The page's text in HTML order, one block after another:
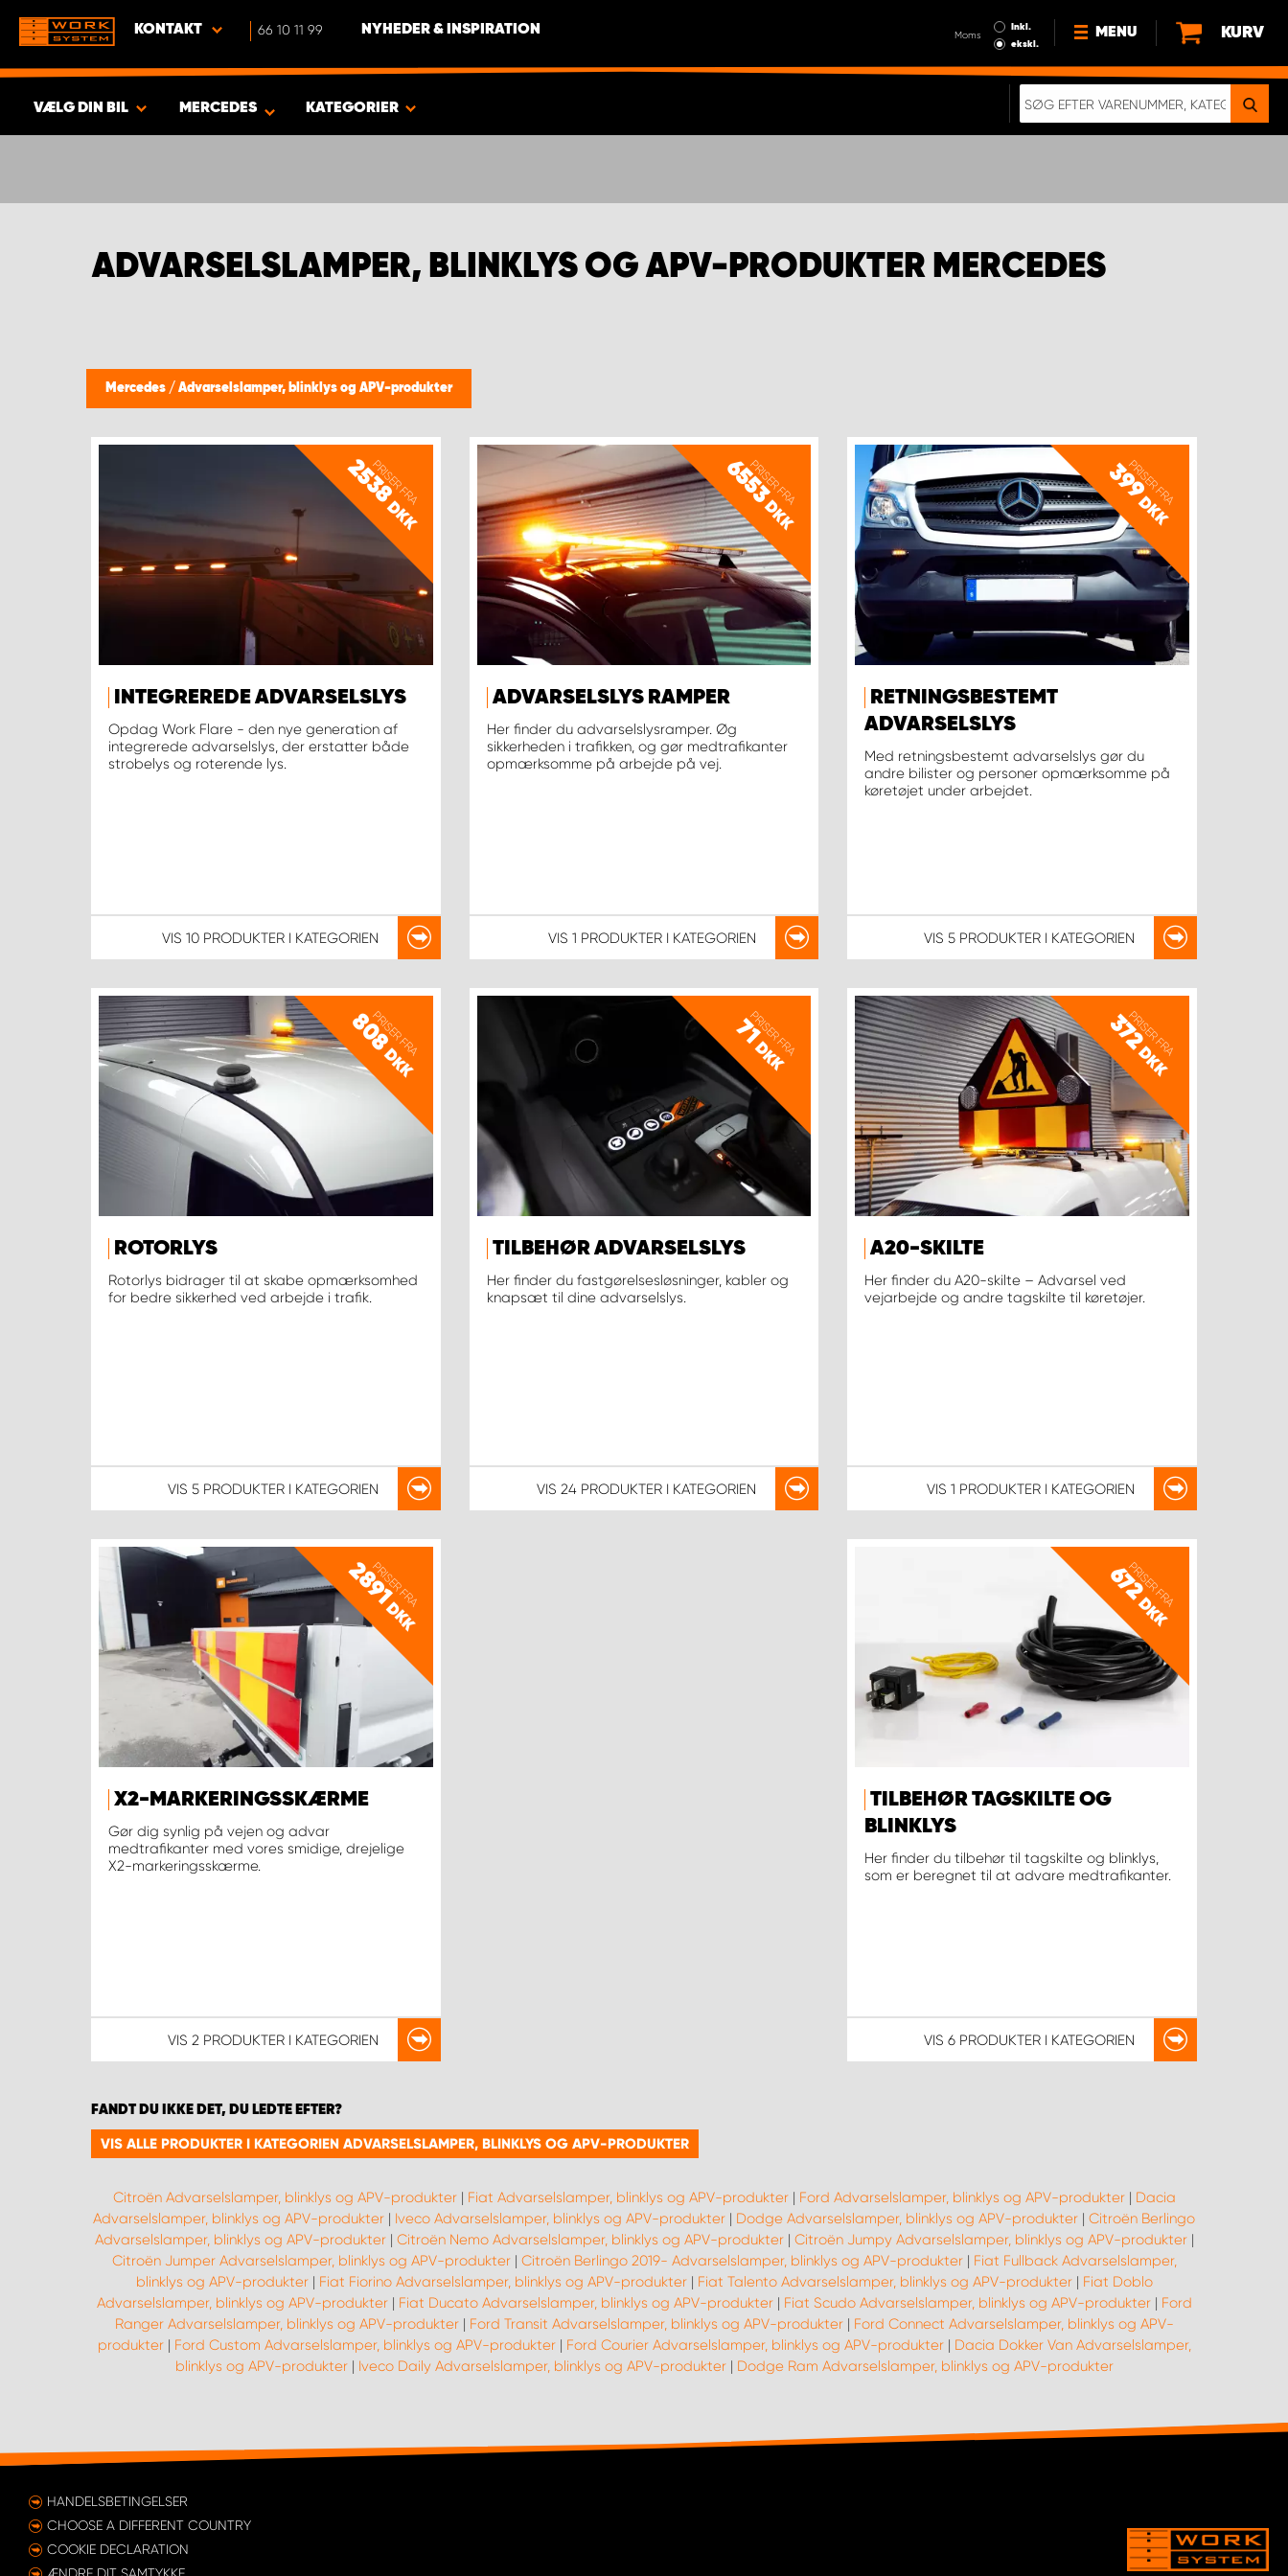
KONTAKT 66 10 11 99 NYHEDER & INSPIRATION Moms
Inkl.
ekskl.
MENU
HVORFOR VÆLGE WORK
HANDELSBETINGELSER
KURV
VÆLG DIN BIL MERCEDES KATEGORIER
ADVARSELSLAMPER, BLINKLYS OG APV-PRODUKTER MERCEDES
Mercedes / Advarselslamper, blinklys og APV-produkter
PRISER FRA
2538
DKK
INTEGREREDE ADVARSELSLYS
Opdag Work Flare - den nye generation af
integrerede advarselslys, der erstatter både
strobelys og roterende lys.
VIS 10 PRODUKTERI KATEGORIEN
PRISER FRA
6553
DKK
ADVARSELSLYS RAMPER
Her finder du advarselslysramper. Øg
sikkerheden i trafikken, og gør medtrafikanter
opmærksomme på arbejde på vej.
VIS1 PRODUKTER I KATEGORIEN
PRISER FRA
399
DKK
RETNINGSBESTEMT
ADVARSELSLYS
Med retningsbestemt advarselslys gør du
andre bilister og personer opmærksomme på
køretøjet under arbejdet.
VIS 5 PRODUKTERI KATEGORIEN
PRISER FRA
808
DKK
ROTORLYS
Rotorlys bidrager til at skabe opmærksomhed
for bedre sikkerhed ved arbejde i trafik.
VIS 5 PRODUKTERI KATEGORIEN
PRISER FRA
71
DKK
TILBEHØR ADVARSELSLYS
Her finder du fastgørelsesløsninger, kabler og
knapsæt til dine advarselslys.
VIS 24 PRODUKTER I KATEGORIEN
PRISER FRA
372
DKK
A20-SKILTE
Her finder du A20-skilte – Advarsel ved
vejarbejde og andre tagskilte til køretøjer.
VIS 1 PRODUKTERI KATEGORIEN
PRISER FRA
2891
DKK
X2-MARKERINGSSKÆRME
Gør dig synlig på vejen og advar
medtrafikanter med vores smidige, drejelige
X2-markeringsskærme.
VIS 2 PRODUKTERI KATEGORIEN
PRISER FRA
672
DKK
TILBEHØR TAGSKILTE OG
BLINKLYS
Her finder du tilbehør til tagskilte og blinklys,
som er beregnet til at advare medtrafikanter.
VIS 6 PRODUKTER I KATEGORIEN
FANDT DU IKKE DET, DU LEDTE EFTER?
VIS ALLE PRODUKTER I KATEGORIEN ADVARSELSLAMPER, BLINKLYS OG APV-PRODUKTER
Citroën Advarselslamper, blinklys og APV-produkter| Fiat Advarselslamper, blinklys og APV-produkter| Ford Advarselslamper, blinklys og APV-produkter| Dacia
Advarselslamper, blinklys og APV-produkter | Iveco Advarselslamper, blinklys og APV-produkter | Dodge Advarselslamper, blinklys og APV-produkter | Citroën Berlingo
Advarselslamper, blinklys og APV-produkter| Citroën Nemo Advarselslamper, blinklys og APV-produkter| Citroën Jumpy Advarselslamper, blinklys og APV-produkter|
Citroën Jumper Advarselslamper, blinklys og APV-produkter| Citroën Berlingo 2019- Advarselslamper, blinklys og APV-produkter| Fiat Fullback Advarselslamper,
blinklys og APV-produkter| Fiat Fiorino Advarselslamper, blinklys og APV-produkter| Fiat Talento Advarselslamper, blinklys og APV-produkter| Fiat Doblo
Advarselslamper, blinklys og APV-produkter| Fiat Ducato Advarselslamper, blinklys og APV-produkter| Fiat Scudo Advarselslamper, blinklys og APV-produkter| Ford
Ranger Advarselslamper, blinklys og APV-produkter| Ford Transit Advarselslamper, blinklys og APV-produkter| Ford Connect Advarselslamper, blinklys og APV-
produkter| Ford Custom Advarselslamper, blinklys og APV-produkter| Ford Courier Advarselslamper, blinklys og APV-produkter| Dacia Dokker Van Advarselslamper,
blinklys og APV-produkter| Iveco Daily Advarselslamper, blinklys og APV-produkter| Dodge Ram Advarselslamper, blinklys og APV-produkter
HANDELSBETINGELSER
CHOOSE A DIFFERENT COUNTRY
COOKIE DECLARATION